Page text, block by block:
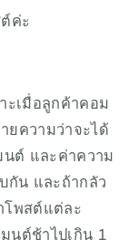
ค่ะ
ะเมื่อลูกค้าคอม
ยความว่าจะได้
นต์ และค่าความ
กัน และถ้ากลัว
โพสต์แต่ละ
นต์ช้าไปเกิน 1